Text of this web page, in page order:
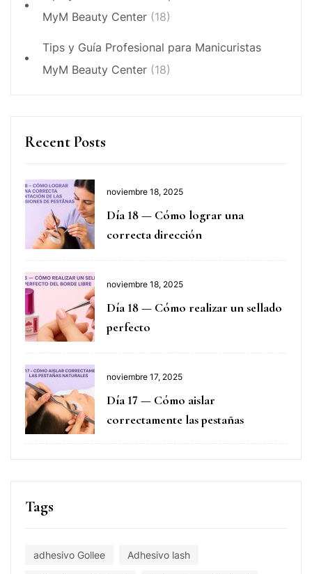
MyM Beauty Center (18)
Tips y Guía Profesional para Manicuristas
MyM Beauty Center (18)
Recent Posts
noviembre 18, 2025
Día 18 — Cómo lograr una
correcta dirección
noviembre 18, 2025
Día 18 — Cómo realizar un sellado
perfecto
noviembre 17, 2025
Día 17 — Cómo aislar
correctamente las pestañas
Tags
adhesivo Gollee Adhesivo lash